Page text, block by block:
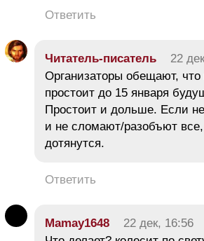
Ответить
Читатель-писатель 22
Организаторы обещают, что
простоит до 15 января
Простоит и дольше. Если
и не сломают/разобъют все,
дотянутся.
Ответить
Mamay1648 22 дек, 16:56